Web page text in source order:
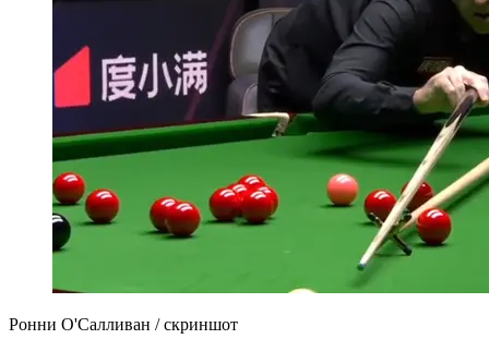
Ронни О'Салливан / скриншот